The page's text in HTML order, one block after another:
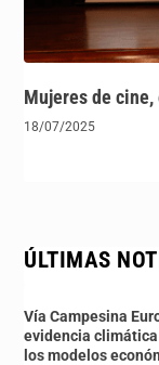
Mujeres de
18/07/2025
ÚLTIMAS
Vía Campesina
evidencia
los modelos